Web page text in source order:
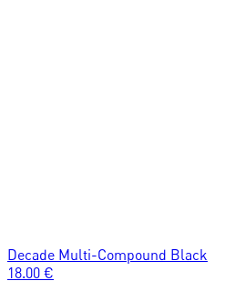
Decade Multi-Compound Black
18.00 €